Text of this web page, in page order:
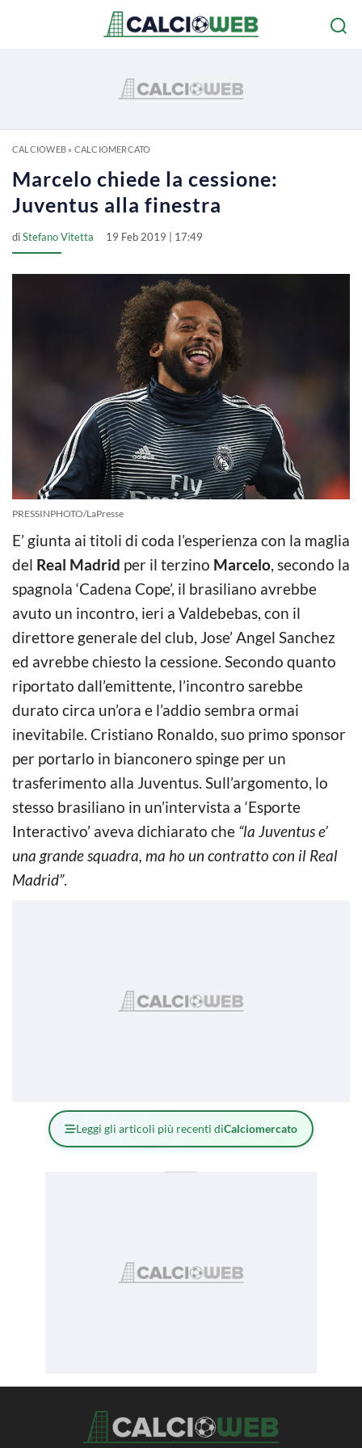
CALCIOWEB» CALCIOMERCATO
Marcelo chiede la cessione:
Juventus alla finestra
diStefano Vitetta 19 Feb 2019 | 17:49
PRESSINPHOTO/LaPresse
E’ giunta ai titoli di coda l’esperienza con la maglia
del Real Madrid per il terzino Marcelo, secondo la
spagnola ‘Cadena Cope’, il brasiliano avrebbe
avuto un incontro, ieri a Valdebebas, con il
direttore generale del club, Jose’ Angel Sanchez
ed avrebbe chiesto la cessione. Secondo quanto
riportato dall’emittente, l’incontro sarebbe
durato circa un’ora e l’addio sembra ormai
inevitabile. Cristiano Ronaldo, suo primo sponsor
per portarlo in bianconero spinge per un
trasferimento alla Juventus. Sull’argomento, lo
stesso brasiliano in un’intervista a ‘Esporte
Interactivo’ aveva dichiarato che “la Juventus e’
una grande squadra, ma ho un contratto con il Real
Madrid”.
Leggi gli articoli più recenti diCalciomercato